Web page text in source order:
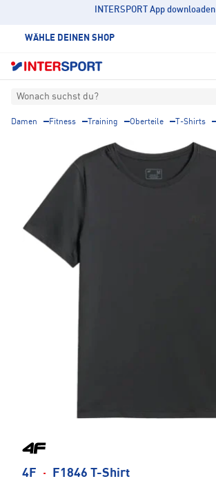
INTERSPORT App downloaden
WÄHLE DEINEN SHOP
Wonach suchst du?
Damen Fitness Training Oberteile T-Shirts
4F · F1846 T-Shirt